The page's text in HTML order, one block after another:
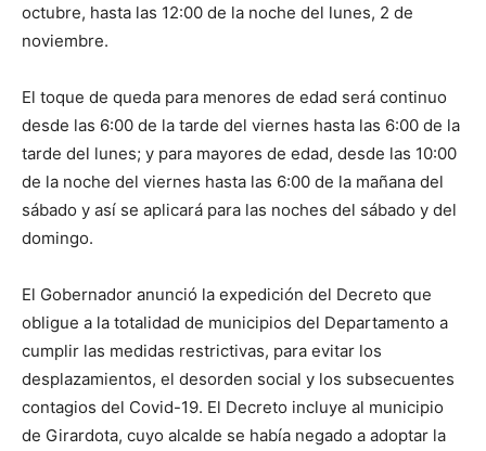
octubre, hasta las 12:00 de la noche del lunes, 2 de
noviembre.
El toque de queda para menores de edad será continuo
desde las 6:00 de la tarde del viernes hasta las 6:00 de la
tarde del lunes; y para mayores de edad, desde las 10:00
de la noche del viernes hasta las 6:00 de la mañana del
sábado y así se aplicará para las noches del sábado y del
domingo.
El Gobernador anunció la expedición del Decreto que
obligue a la totalidad de municipios del Departamento a
cumplir las medidas restrictivas, para evitar los
desplazamientos, el desorden social y los subsecuentes
contagios del Covid-19. El Decreto incluye al municipio
de Girardota, cuyo alcalde se había negado a adoptar la